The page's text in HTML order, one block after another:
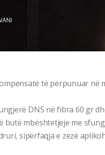
të përpunuar në
DNS në fibra 60 gr
mbështetjeje me
sipërfaqja e zezë